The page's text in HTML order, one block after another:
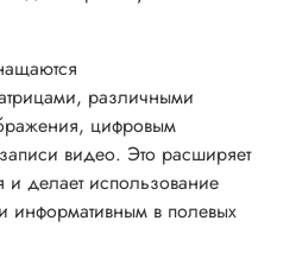
различными
цифровым
видео. Это расширяет
делает использование
в полевых